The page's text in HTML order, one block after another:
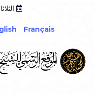
Français